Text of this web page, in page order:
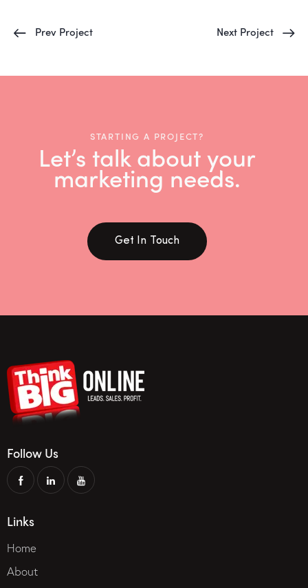
Prev Project Next Project
STARTING A PROJECT?
Let’s talk about your
marketing needs.
Get In Touch
Follow Us
Links
Home
About